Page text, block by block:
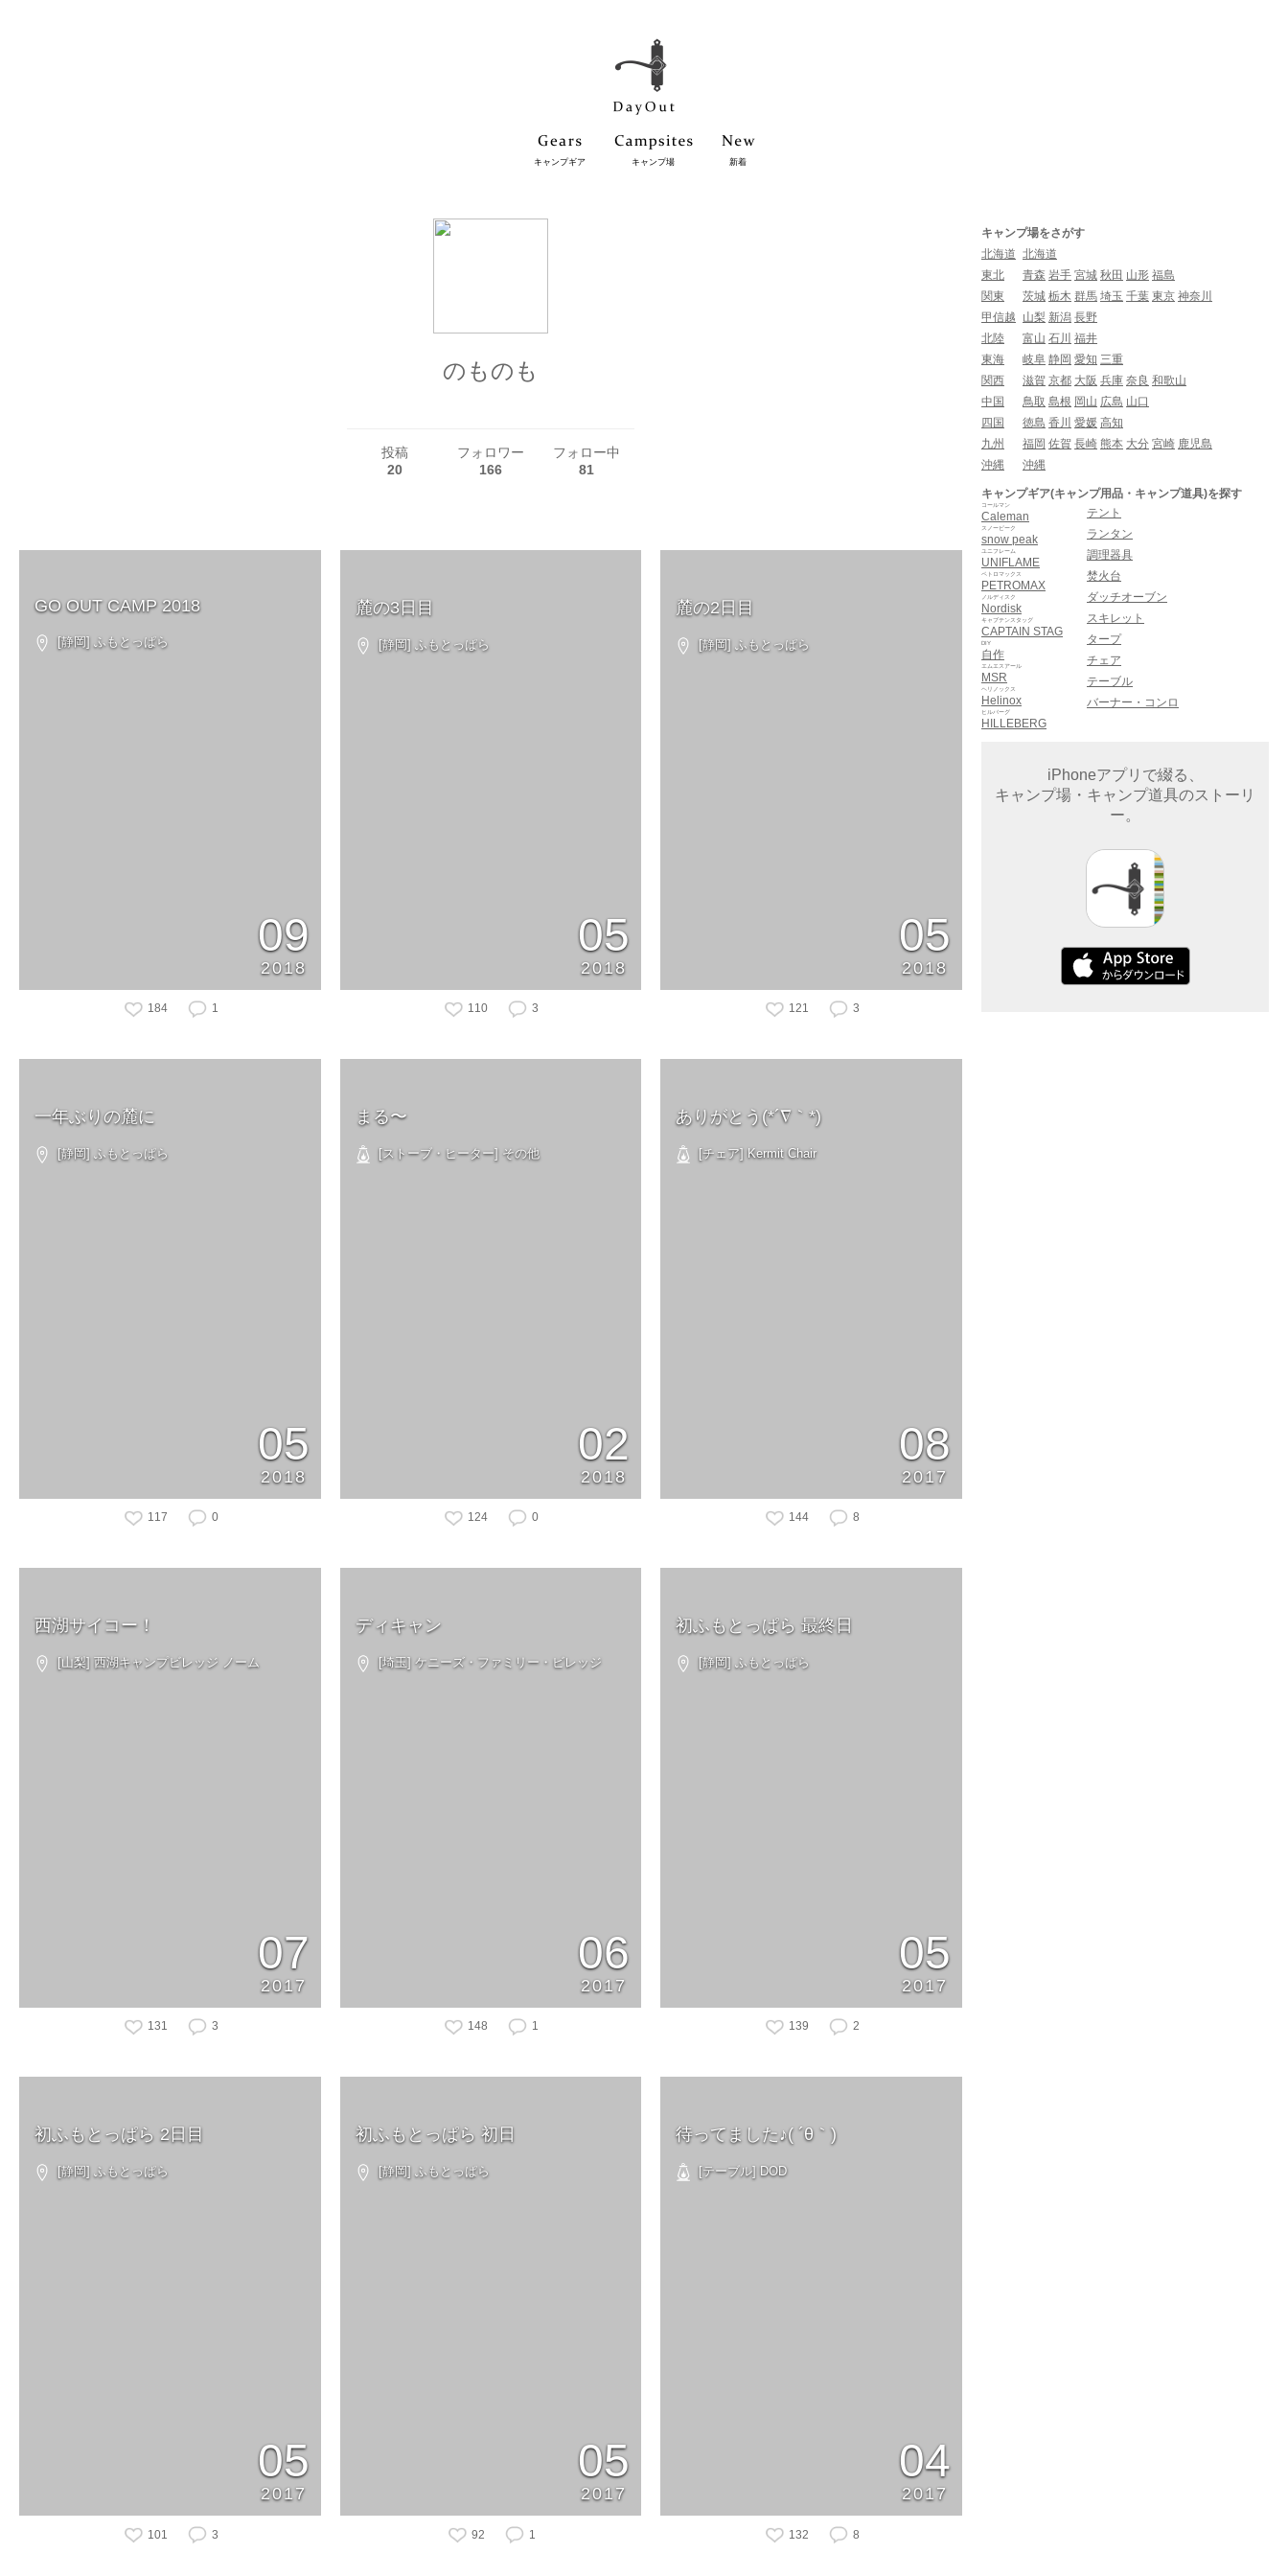
キャンプギア キャンプ場 新着
のものも
投稿
20
フォロワー
166
フォロー中
81
GO OUT CAMP 2018
[静岡] ふもとっぱら
09
2018
184 1
麓の3日目
[静岡] ふもとっぱら
05
2018
110 3
麓の2日目
[静岡] ふもとっぱら
05
2018
121 3
一年ぶりの麓に
[静岡] ふもとっぱら
05
2018
117 0
まる〜
[ストーブ・ヒーター] その他
02
2018
124 0
ありがとう(*´∇｀*)
[チェア] Kermit Chair
08
2017
144 8
西湖サイコー！
[山梨] 西湖キャンプビレッジ ノーム
07
2017
131 3
ディキャン
[埼玉] ケニーズ・ファミリー・ビレッジ
06
2017
148 1
初ふもとっぱら 最終日
[静岡] ふもとっぱら
05
2017
139 2
初ふもとっぱら 2日目
[静岡] ふもとっぱら
05
2017
101 3
初ふもとっぱら 初日
[静岡] ふもとっぱら
05
2017
92 1
待ってました♪( ´θ｀)
[テーブル] DOD
04
2017
132 8
キャンプ場をさがす
北海道 北海道
東北
青森 岩手 宮城 秋田 山形 福島
関東
茨城 栃木 群馬 埼玉 千葉 東京 神奈川
甲信越
山梨 新潟 長野
北陸
富山 石川 福井
東海
岐阜 静岡 愛知 三重
関西
滋賀 京都 大阪 兵庫 奈良 和歌山
中国
鳥取 島根 岡山 広島 山口
四国
徳島 香川 愛媛 高知
九州
福岡 佐賀 長崎 熊本 大分 宮崎 鹿児島
沖縄
沖縄
キャンプギア(キャンプ用品・キャンプ道具)を探す
Caleman
コールマン
snow peak
スノーピーク
UNIFLAME
ユニフレーム
PETROMAX
ペトロマックス
Nordisk
ノルディスク
CAPTAIN STAG
キャプテンスタッグ
自作
DIY
MSR
エムエスアール
Helinox
ヘリノックス
HILLEBERG
ヒルバーグ
テント
ランタン
調理器具
焚火台
ダッチオーブン
スキレット
タープ
チェア
テーブル
バーナー・コンロ
iPhoneアプリで綴る、
キャンプ場・キャンプ道具のストーリ
ー。